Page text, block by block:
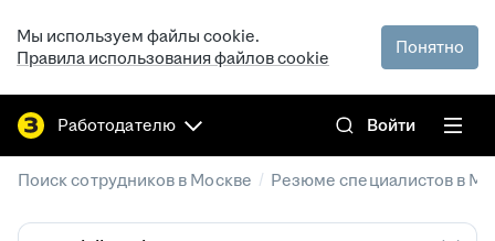
Мы используем файлы cookie.
Правила использования файлов cookie
Понятно
Работодателю Войти
Поиск сотрудников в Москве / Резюме специалистов в